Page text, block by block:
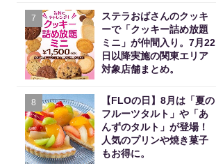
7
ステラおばさんのクッキ
ーで「クッキー詰め放題
ミニ」が仲間入り。7月22
日以降実施の関東エリア
対象店舗まとめ。
8
【FLOの日】8月は「夏の
フルーツタルト」や「あ
んずのタルト」が登場！
人気のプリンや焼き菓子
もお得に。